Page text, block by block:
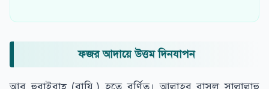
ফজর আদায়ে উত্তম দিনযাপন